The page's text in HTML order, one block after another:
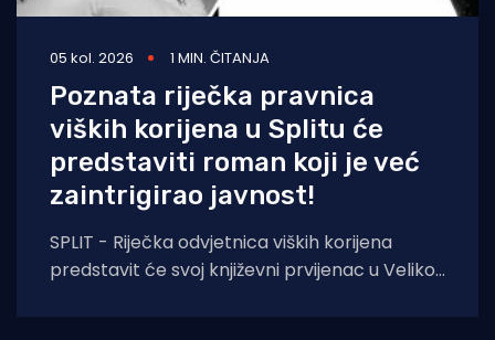
05 kol. 2026 1 MIN. ČITANJA
Poznata riječka pravnica
viških korijena u Splitu će
predstaviti roman koji je već
zaintrigirao javnost!
SPLIT - Riječka odvjetnica viških korijena
predstavit će svoj književni prvijenac u Velikoj